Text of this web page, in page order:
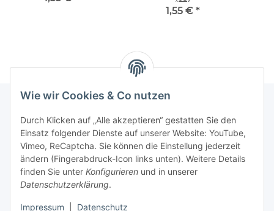
Wie wir Cookies & Co nutzen
Durch Klicken auf „Alle akzeptieren“ gestatten Sie den
Einsatz folgender Dienste auf unserer Website: YouTube,
Vimeo, ReCaptcha. Sie können die Einstellung jederzeit
ändern (Fingerabdruck-Icon links unten). Weitere Details
finden Sie unter Konfigurieren und in unserer
Datenschutzerklärung.
Impressum Datenschutz
1,55 € *
Informationen
Unsere Spezialshops